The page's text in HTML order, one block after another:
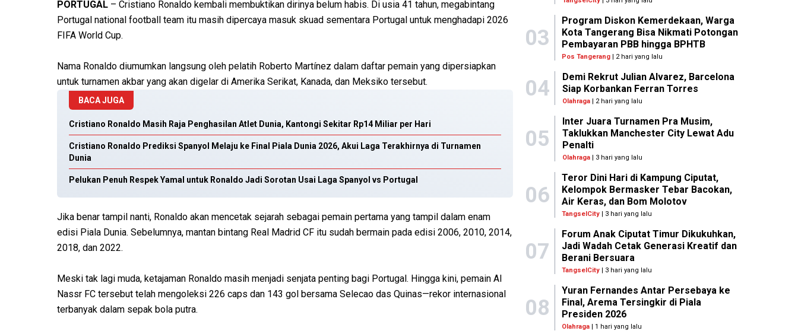
PORTUGAL – Cristiano Ronaldo kembali membuktikan dirinya belum habis. Di usia 41 tahun, megabintang
Portugal national football team itu masih dipercaya masuk skuad sementara Portugal untuk menghadapi 2026
FIFA World Cup.
Nama Ronaldo diumumkan langsung oleh pelatih Roberto Martínez dalam daftar pemain yang dipersiapkan
untuk turnamen akbar yang akan digelar di Amerika Serikat, Kanada, dan Meksiko tersebut.
BACA JUGA
Cristiano Ronaldo Masih Raja Penghasilan Atlet Dunia, Kantongi Sekitar Rp14 Miliar per Hari
Cristiano Ronaldo Prediksi Spanyol Melaju ke Final Piala Dunia 2026, Akui Laga Terakhirnya di Turnamen
Dunia
Pelukan Penuh Respek Yamal untuk Ronaldo Jadi Sorotan Usai Laga Spanyol vs Portugal
Jika benar tampil nanti, Ronaldo akan mencetak sejarah sebagai pemain pertama yang tampil dalam enam
edisi Piala Dunia. Sebelumnya, mantan bintang Real Madrid CF itu sudah bermain pada edisi 2006, 2010, 2014,
2018, dan 2022.
Meski tak lagi muda, ketajaman Ronaldo masih menjadi senjata penting bagi Portugal. Hingga kini, pemain Al
Nassr FC tersebut telah mengoleksi 226 caps dan 143 gol bersama Selecao das Quinas—rekor internasional
terbanyak dalam sepak bola putra.
03
Program Diskon Kemerdekaan, Warga
Kota Tangerang Bisa Nikmati Potongan
Pembayaran PBB hingga BPHTB
Pos Tangerang | 2 hari yang lalu
04
Demi Rekrut Julian Alvarez, Barcelona
Siap Korbankan Ferran Torres
Olahraga| 2 hari yang lalu
05
Inter Juara Turnamen Pra Musim,
Taklukkan Manchester City Lewat Adu
Penalti
Olahraga| 3 hari yang lalu
06
Teror Dini Hari di Kampung Ciputat,
Kelompok Bermasker Tebar Bacokan,
Air Keras, dan Bom Molotov
TangselCity | 3 hari yang lalu
07
Forum Anak Ciputat Timur Dikukuhkan,
Jadi Wadah Cetak Generasi Kreatif dan
Berani Bersuara
TangselCity | 3 hari yang lalu
08
Yuran Fernandes Antar Persebaya ke
Final, Arema Tersingkir di Piala
Presiden 2026
Olahraga | 1 hari yang lalu